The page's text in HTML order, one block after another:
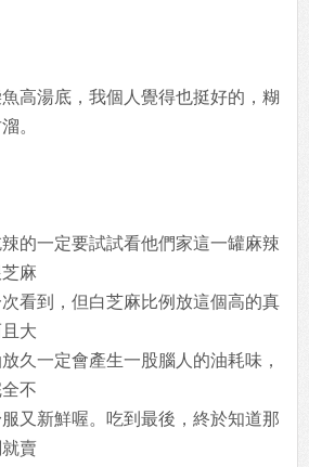
高湯底，我個人覺得也挺好的，糊
。
的一定要試試看他們家這一罐麻辣
麻
看到，但白芝麻比例放這個高的真
大
久一定會產生一股腦人的油耗味，
不
又新鮮喔。吃到最後，終於知道那
賣